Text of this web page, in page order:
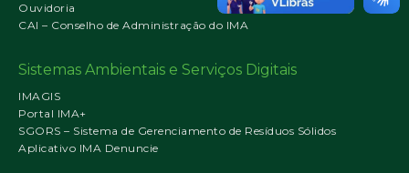
Ouvidoria
CAI – Conselho de Administração do IMA
Sistemas Ambientais e Serviços Digitais
IMAGIS
Portal IMA+
SGORS – Sistema de Gerenciamento de Resíduos Sólidos
Aplicativo IMA Denuncie